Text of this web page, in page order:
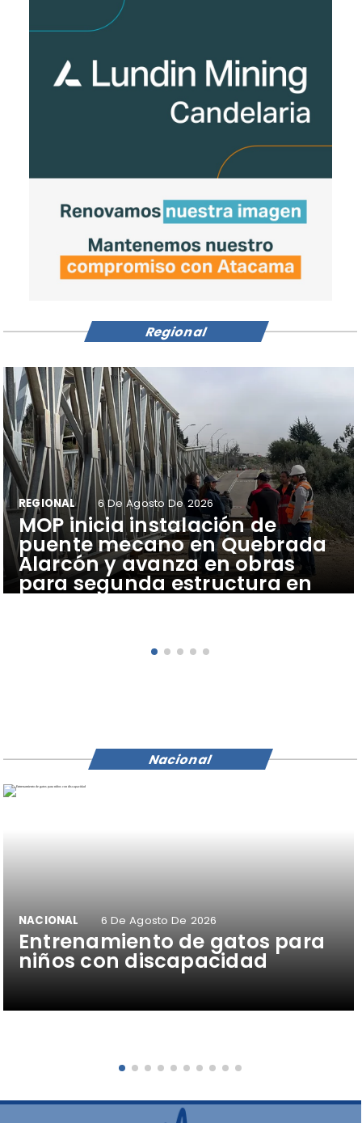
​MOP inicia instalación de
puente mecano en Quebrada
Alarcón y avanza en obras
para segunda estructura en
Los Loros
REGIONAL 6 De Agosto De 2026
Regional
Entrenamiento de gatos para
niños con discapacidad
NACIONAL 6 De Agosto De 2026
Nacional